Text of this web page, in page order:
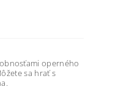
operného
sa hrať s